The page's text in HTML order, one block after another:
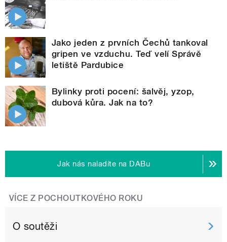
Jako jeden z prvních Čechů tankoval
gripen ve vzduchu. Teď velí Správě
letiště Pardubice
Bylinky proti pocení: šalvěj, yzop,
dubová kůra. Jak na to?
Jak nás naladíte na DABu
VÍCE Z POCHOUTKOVÉHO ROKU
O soutěži